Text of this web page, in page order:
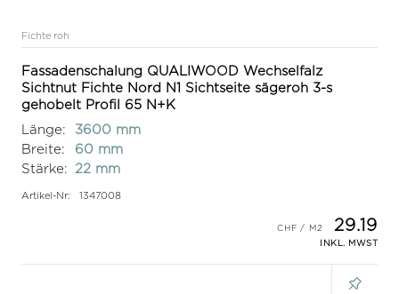
Fichte roh
Fassadenschalung QUALIWOOD Wechselfalz
Sichtnut Fichte Nord N1 Sichtseite sägeroh 3-s
gehobelt Profil 65 N+K
Länge:
3600 mm
Breite:
60 mm
Stärke:
22 mm
Artikel-Nr: 1347008
29.19
INKL. MWST